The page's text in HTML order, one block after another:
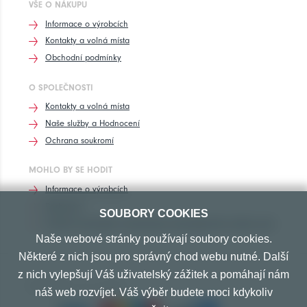
VŠE O NÁKUPU
Informace o výrobcích
Kontakty a volná místa
Obchodní podmínky
O SPOLEČNOSTI
Kontakty a volná místa
Naše služby a Hodnocení
Ochrana soukromí
MOHLO BY SE HODIT
Informace o výrobcích
PŘIJÍMÁME TYTO PLATBY
SOUBORY COOKIES
Naše webové stránky používají soubory cookies.
Některé z nich jsou pro správný chod webu nutné. Další
z nich vylepšují Váš uživatelský zážitek a pomáhají nám
náš web rozvíjet. Váš výběr budete moci kdykoliv